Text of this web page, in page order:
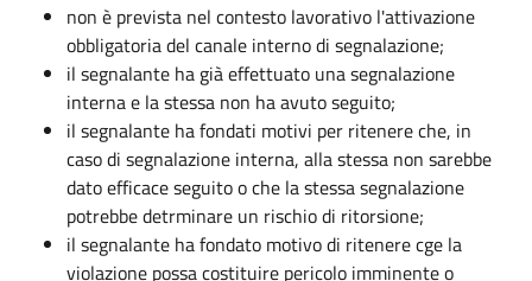
non è prevista nel contesto lavorativo l'attivazione
obbligatoria del canale interno di segnalazione;
il segnalante ha già effettuato una segnalazione
interna e la stessa non ha avuto seguito;
il segnalante ha fondati motivi per ritenere che, in
caso di segnalazione interna, alla stessa non sarebbe
dato efficace seguito o che la stessa segnalazione
potrebbe detrminare un rischio di ritorsione;
il segnalante ha fondato motivo di ritenere cge la
violazione possa costituire pericolo imminente o